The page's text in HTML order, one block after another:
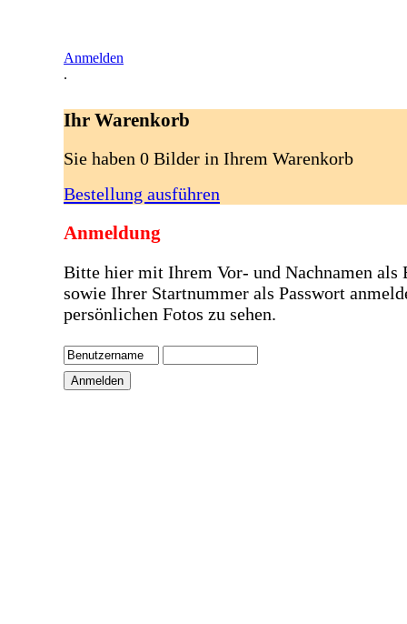
Anmelden
.
Ihr Warenkorb
Sie haben 0 Bilder in Ihrem Warenkorb
Bestellung ausführen
Anmeldung
Bitte hier mit Ihrem Vor- und Nachnamen als
sowie Ihrer Startnummer als Passwort
persönlichen Fotos zu sehen.